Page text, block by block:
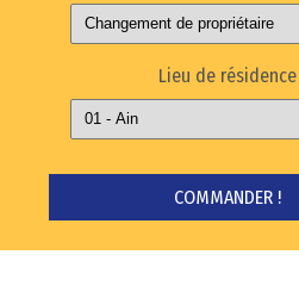
Lieu de résidence